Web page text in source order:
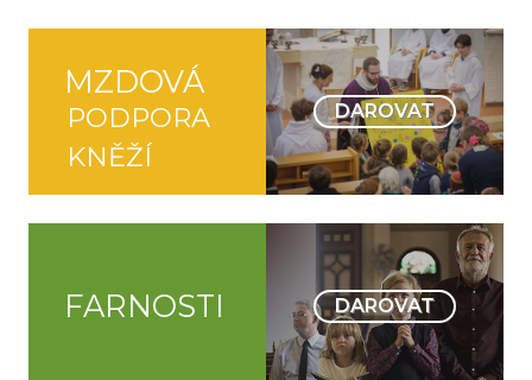
MZDOVÁ
PODPORA
KNĚŽÍ
DAROVAT
FARNOSTI DAROVAT